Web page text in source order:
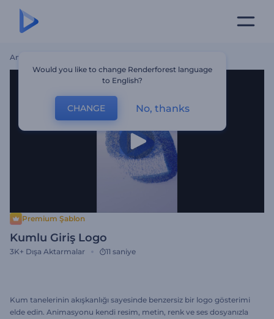
Ana Sayfa
Premium Şablon
Kumlu Giriş Logo
3K+ Dışa Aktarmalar 11 saniye
Kum tanelerinin akışkanlığı sayesinde benzersiz bir logo gösterimi
elde edin. Animasyonu kendi resim, metin, renk ve ses dosyanızla
Would you like to change Renderforest language
to English?
CHANGE No, thanks